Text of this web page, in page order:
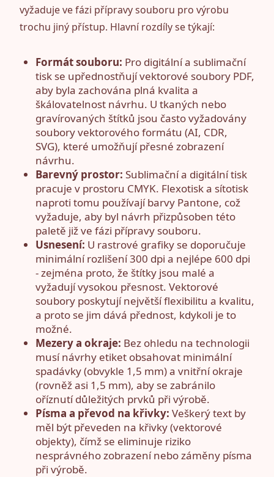
vyžaduje ve fázi přípravy souboru pro výrobu
trochu jiný přístup. Hlavní rozdíly se týkají:
Formát souboru: Pro digitální a sublimační
tisk se upřednostňují vektorové soubory PDF,
aby byla zachována plná kvalita a
škálovatelnost návrhu. U tkaných nebo
gravírovaných štítků jsou často vyžadovány
soubory vektorového formátu (AI, CDR,
SVG), které umožňují přesné zobrazení
návrhu.
Barevný prostor: Sublimační a digitální tisk
pracuje v prostoru CMYK. Flexotisk a sítotisk
naproti tomu používají barvy Pantone, což
vyžaduje, aby byl návrh přizpůsoben této
paletě již ve fázi přípravy souboru.
Usnesení: U rastrové grafiky se doporučuje
minimální rozlišení 300 dpi a nejlépe 600 dpi
- zejména proto, že štítky jsou malé a
vyžadují vysokou přesnost. Vektorové
soubory poskytují největší flexibilitu a kvalitu,
a proto se jim dává přednost, kdykoli je to
možné.
Mezery a okraje: Bez ohledu na technologii
musí návrhy etiket obsahovat minimální
spadávky (obvykle 1,5 mm) a vnitřní okraje
(rovněž asi 1,5 mm), aby se zabránilo
oříznutí důležitých prvků při výrobě.
Písma a převod na křivky: Veškerý text by
měl být převeden na křivky (vektorové
objekty), čímž se eliminuje riziko
nesprávného zobrazení nebo záměny písma
při výrobě.